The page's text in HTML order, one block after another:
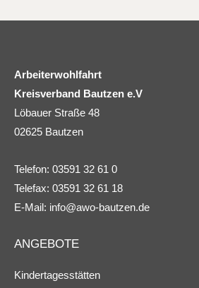
Arbeiterwohlfahrt
Kreisverband Bautzen e.V
Löbauer Straße 48
02625 Bautzen
Telefon: 03591 32 61 0
Telefax: 03591 32 61 18
E-Mail: info@awo-bautzen.de
ANGEBOTE
Kindertagesstätten